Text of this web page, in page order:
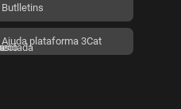
Butlletins
Ajuda plataforma 3Cat